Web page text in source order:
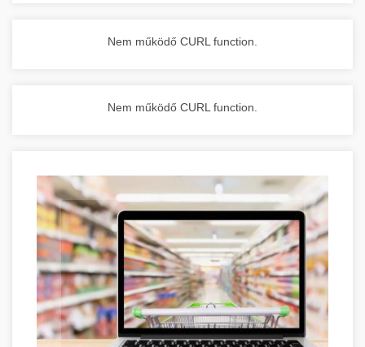
Nem működő CURL function.
Nem működő CURL function.